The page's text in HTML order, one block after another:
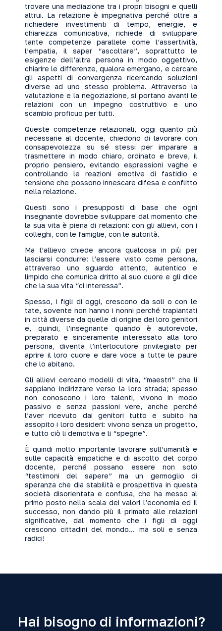
trovare una mediazione tra i propri bisogni e quelli
altrui. La relazione è impegnativa perché oltre a
richiedere investimenti di tempo, energie, e
chiarezza comunicativa, richiede di sviluppare
tante competenze parallele come l’assertività,
l’empatia, il saper “ascoltare”, soprattutto le
esigenze dell’altra persona in modo oggettivo,
chiarire le differenze, qualora emergano, e cercare
gli aspetti di convergenza ricercando soluzioni
diverse ad uno stesso problema. Attraverso la
valutazione e la negoziazione, si portano avanti le
relazioni con un impegno costruttivo e uno
scambio proficuo per tutti.
Queste competenze relazionali, oggi quanto più
necessarie al docente, chiedono di lavorare con
consapevolezza su sé stessi per imparare a
trasmettere in modo chiaro, ordinato e breve, il
proprio pensiero, evitando espressioni vaghe e
controllando le reazioni emotive di fastidio e
tensione che possono innescare difesa e conflitto
nella relazione.
Questi sono i presupposti di base che ogni
insegnante dovrebbe sviluppare dal momento che
la sua vita è piena di relazioni: con gli allievi, con i
colleghi, con le famiglie, con le autorità.
Ma l’allievo chiede ancora qualcosa in più per
lasciarsi condurre: l’essere visto come persona,
attraverso uno sguardo attento, autentico e
limpido che comunica dritto al suo cuore e gli dice
che la sua vita “ci interessa”.
Spesso, i figli di oggi, crescono da soli o con le
tate, sovente non hanno i nonni perché trapiantati
in città diverse da quelle di origine dei loro genitori
e, quindi, l’insegnante quando è autorevole,
preparato e sinceramente interessato alla loro
persona, diventa l’interlocutore privilegiato per
aprire il loro cuore e dare voce a tutte le paure
che lo abitano.
Gli allievi cercano modelli di vita, “maestri” che li
sappiano indirizzare verso la loro strada; spesso
non conoscono i loro talenti, vivono in modo
passivo e senza passioni vere, anche perché
l’aver ricevuto dai genitori tutto e subito ha
assopito i loro desideri: vivono senza un progetto,
e tutto ciò li demotiva e li “spegne”.
È quindi molto importante lavorare sull’umanità e
sulle capacità empatiche e di ascolto del corpo
docente, perché possano essere non solo
“testimoni del sapere” ma un germoglio di
speranza che dia stabilità e prospettiva in questa
società disorientata e confusa, che ha messo al
primo posto nella scala dei valori l’economia ed il
successo, non dando più il primato alle relazioni
significative, dal momento che i figli di oggi
crescono cittadini del mondo… ma soli e senza
radici!
Hai bisogno di informazioni?